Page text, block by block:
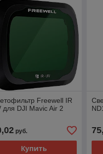
Freewell IR
для DJI Mavic Air 2
руб.
Купить